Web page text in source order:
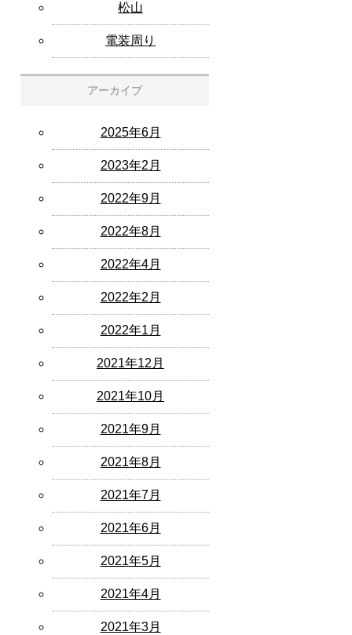
松山
電装周り
アーカイブ
2025年6月
2023年2月
2022年9月
2022年8月
2022年4月
2022年2月
2022年1月
2021年12月
2021年10月
2021年9月
2021年8月
2021年7月
2021年6月
2021年5月
2021年4月
2021年3月